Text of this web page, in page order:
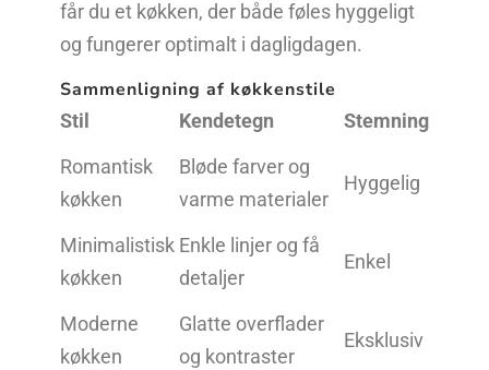
får du et køkken, der både føles hyggeligt
og fungerer optimalt i dagligdagen.
Sammenligning af køkkenstile
Stil Kendetegn
Stemning
Romantisk
køkken
Bløde farver og
varme materialer
Hyggelig
Minimalistisk
køkken
Enkle linjer og få
detaljer
Enkel
Moderne
køkken
Glatte overflader
og kontraster
Eksklusiv